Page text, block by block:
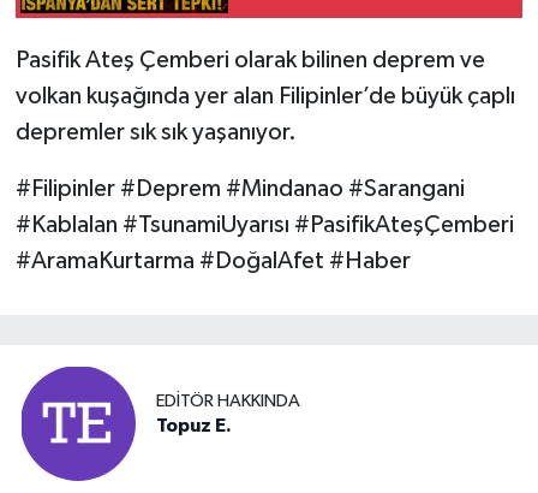
Pasifik Ateş Çemberi olarak bilinen deprem ve
volkan kuşağında yer alan Filipinler’de büyük çaplı
depremler sık sık yaşanıyor.
#Filipinler #Deprem #Mindanao #Sarangani
#Kablalan #TsunamiUyarısı #PasifikAteşÇemberi
#AramaKurtarma #DoğalAfet #Haber
EDITÖR HAKKINDA
Topuz E.